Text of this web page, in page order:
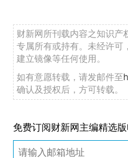
财新网所刊载内容之知识产
专属所有或持有。未经许可
建立镜像等任何使用。
如有意愿转载，请发邮件至
确认及授权后，方可转载。
免费订阅财新网主编精选